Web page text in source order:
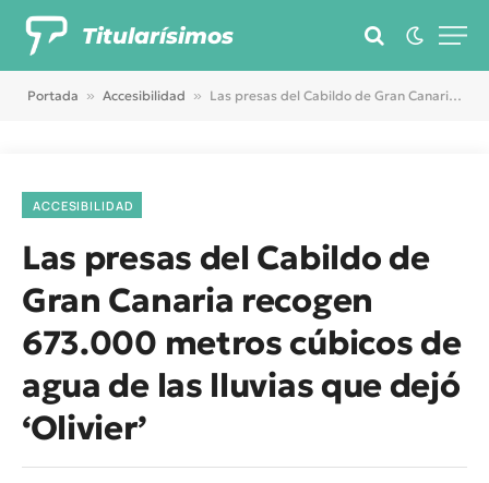
Titularísimos
Portada » Accesibilidad » Las presas del Cabildo de Gran Canaria recogen 673.000 metros cúbicos de agua de las lluvias que dejó ‘Olivier’
ACCESIBILIDAD
Las presas del Cabildo de
Gran Canaria recogen
673.000 metros cúbicos de
agua de las lluvias que dejó
‘Olivier’